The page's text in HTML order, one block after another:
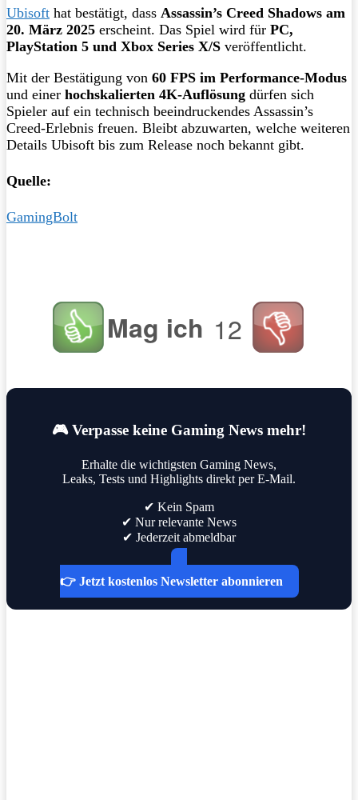
Ubisoft hat bestätigt, dass Assassin’s Creed Shadows am
20. März 2025 erscheint. Das Spiel wird für PC,
PlayStation 5 und Xbox Series X/S veröffentlicht.
Mit der Bestätigung von 60 FPS im Performance-Modus
und einer hochskalierten 4K-Auflösung dürfen sich
Spieler auf ein technisch beeindruckendes Assassin’s
Creed-Erlebnis freuen. Bleibt abzuwarten, welche weiteren
Details Ubisoft bis zum Release noch bekannt gibt.
Quelle:
GamingBolt
Mag ich 12
🎮 Verpasse keine Gaming News mehr!
Erhalte die wichtigsten Gaming News,
Leaks, Tests und Highlights direkt per E-Mail.
✔ Kein Spam
✔ Nur relevante News
✔ Jederzeit abmeldbar
👉 Jetzt kostenlos Newsletter abonnieren